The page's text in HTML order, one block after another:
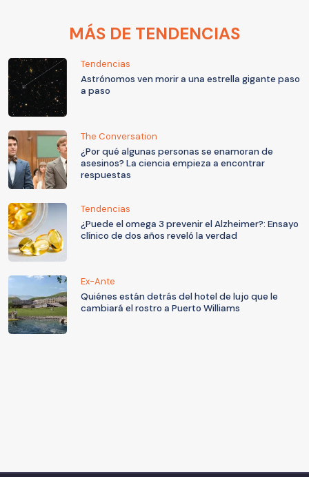
MÁS DE TENDENCIAS
Tendencias
Astrónomos ven morir a una estrella gigante paso
a paso
The Conversation
¿Por qué algunas personas se enamoran de
asesinos? La ciencia empieza a encontrar
respuestas
Tendencias
¿Puede el omega 3 prevenir el Alzheimer?: Ensayo
clínico de dos años reveló la verdad
Ex-Ante
Quiénes están detrás del hotel de lujo que le
cambiará el rostro a Puerto Williams